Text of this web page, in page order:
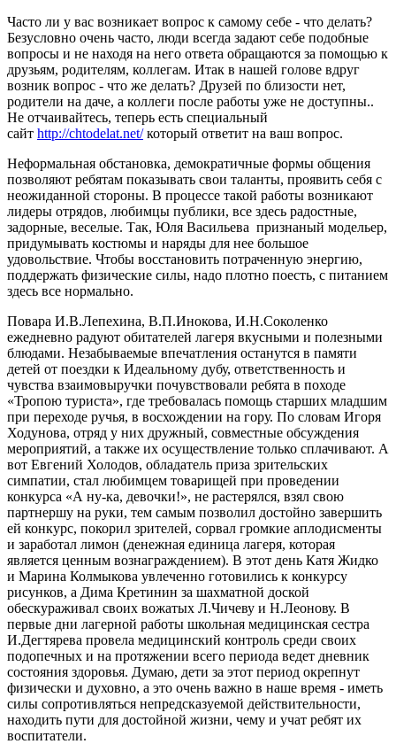
Часто ли у вас возникает вопрос к самому себе - что делать?
Безусловно очень часто, люди всегда задают себе подобные
вопросы и не находя на него ответа обращаются за помощью к
друзьям, родителям, коллегам. Итак в нашей голове вдруг
возник вопрос - что же делать? Друзей по близости нет,
родители на даче, а коллеги после работы уже не доступны..
Не отчаивайтесь, теперь есть специальный
сайт http://chtodelat.net/который ответит на ваш вопрос.
Неформальная обстановка, демократичные формы общения
позволяют ребятам показывать свои таланты, проявить себя с
неожиданной стороны. В процессе такой работы возникают
лидеры отрядов, любимцы публики, все здесь радостные,
задорные, веселые. Так, Юля Васильева признаный модельер,
придумывать костюмы и наряды для нее большое
удовольствие. Чтобы восстановить потраченную энергию,
поддержать физические силы, надо плотно поесть, с питанием
здесь все нормально.
Повара И.В.Лепехина, В.П.Инокова, И.Н.Соколенко
ежедневно радуют обитателей лагеря вкусными и полезными
блюдами. Незабываемые впечатления останутся в памяти
детей от поездки к Идеальному дубу, ответственность и
чувства взаимовыручки почувствовали ребята в походе
«Тропою туриста», где требовалась помощь старших младшим
при переходе ручья, в восхождении на гору. По словам Игоря
Ходунова, отряд у них дружный, совместные обсуждения
мероприятий, а также их осуществление только сплачивают. А
вот Евгений Холодов, обладатель приза зрительских
симпатии, стал любимцем товарищей при проведении
конкурса «А ну-ка, девочки!», не растерялся, взял свою
партнершу на руки, тем самым позволил достойно завершить
ей конкурс, покорил зрителей, сорвал громкие аплодисменты
и заработал лимон (денежная единица лагеря, которая
является ценным вознаграждением). В этот день Катя Жидко
и Марина Колмыкова увлеченно готовились к конкурсу
рисунков, а Дима Кретинин за шахматной доской
обескураживал своих вожатых Л.Чичеву и Н.Леонову. В
первые дни лагерной работы школьная медицинская сестра
И.Дегтярева провела медицинский контроль среди своих
подопечных и на протяжении всего периода ведет дневник
состояния здоровья. Думаю, дети за этот период окрепнут
физически и духовно, а это очень важно в наше время - иметь
силы сопротивляться непредсказуемой действительности,
находить пути для достойной жизни, чему и учат ребят их
воспитатели.